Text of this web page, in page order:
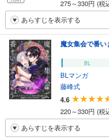
275～330円 (税
あらすじを表示する
魔女集会で番い
BL
BLマンガ
藤峰式
4.6
220～330円 (税
あらすじを表示する